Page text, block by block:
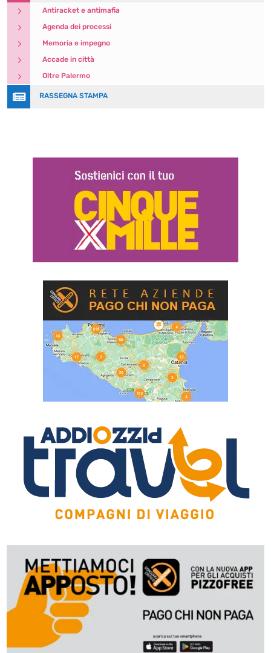
5 Antiracket e antimafia
5 Agenda dei processi
5 Memoria e impegno
5 Accade in città
5 Oltre Palermo
 RASSEGNA STAMPA